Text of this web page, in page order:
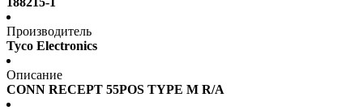
Производитель
Tyco Electronics
Описание
CONN RECEPT 55POS TYPE M R/A